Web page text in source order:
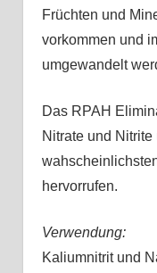
Früchten und
vorkommen und
umgewandelt
Das RPAH
Nitrate und
hervorrufen.
Verwendung:
Kaliumnitrit und